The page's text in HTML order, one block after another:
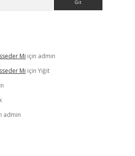
Mi için admin
Mi için Yiğit
admin